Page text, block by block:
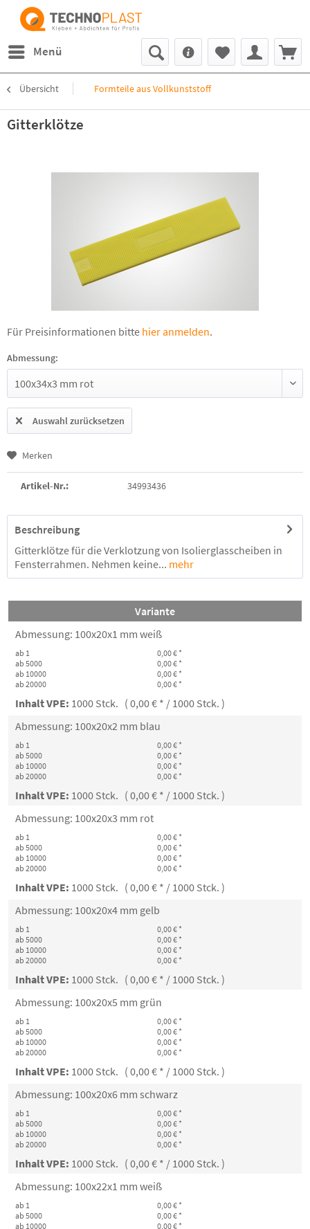
Menü
Übersicht Formteile aus Vollkunststoff
Gitterklötze
Für Preisinformationen bitte hier anmelden.
Abmessung:
Auswahl zurücksetzen
Merken
Artikel-Nr.: 34993436
Beschreibung
Gitterklötze für die Verklotzung von Isolierglasscheiben in
Fensterrahmen. Nehmen keine... mehr
Variante
Abmessung: 100x20x1 mm weiß
ab 1
0,00 € *
ab 5000
0,00 € *
ab 10000
0,00 € *
ab 20000
0,00 € *
Inhalt VPE: 1000 Stck. ( 0,00 € * / 1000 Stck. )
Abmessung: 100x20x2 mm blau
ab 1
0,00 € *
ab 5000
0,00 € *
ab 10000
0,00 € *
ab 20000
0,00 € *
Inhalt VPE: 1000 Stck. ( 0,00 € * / 1000 Stck. )
Abmessung: 100x20x3 mm rot
ab 1
0,00 € *
ab 5000
0,00 € *
ab 10000
0,00 € *
ab 20000
0,00 € *
Inhalt VPE: 1000 Stck. ( 0,00 € * / 1000 Stck. )
Abmessung: 100x20x4 mm gelb
ab 1
0,00 € *
ab 5000
0,00 € *
ab 10000
0,00 € *
ab 20000
0,00 € *
Inhalt VPE: 1000 Stck. ( 0,00 € * / 1000 Stck. )
Abmessung: 100x20x5 mm grün
ab 1
0,00 € *
ab 5000
0,00 € *
ab 10000
0,00 € *
ab 20000
0,00 € *
Inhalt VPE: 1000 Stck. ( 0,00 € * / 1000 Stck. )
Abmessung: 100x20x6 mm schwarz
ab 1
0,00 € *
ab 5000
0,00 € *
ab 10000
0,00 € *
ab 20000
0,00 € *
Inhalt VPE: 1000 Stck. ( 0,00 € * / 1000 Stck. )
Abmessung: 100x22x1 mm weiß
ab 1
0,00 € *
ab 5000
0,00 € *
ab 10000
0,00 € *